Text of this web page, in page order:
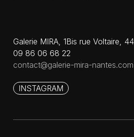
Galerie MIRA, 1Bis rue Voltaire,
09 86 06 68 22
contact@galerie-mira-nantes.com
INSTAGRAM